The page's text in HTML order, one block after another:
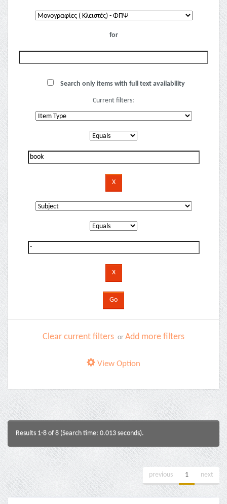
for
Search only items with full text availability
Current filters:
Clear current filters or Add more filters
View Option
Results 1-8 of 8 (Search time: 0.013 seconds).
previous 1 next